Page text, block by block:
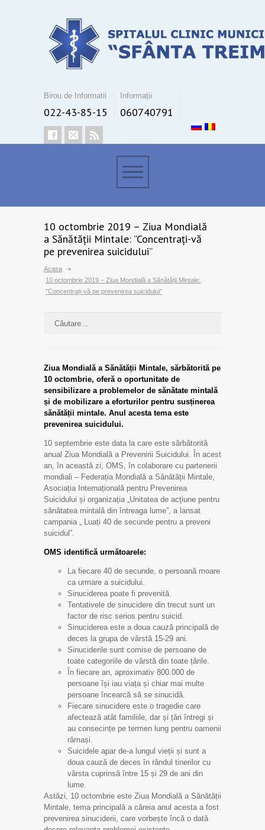
Birou de Informatii
022-43-85-15
Informații
060740791
10 octombrie 2019 – Ziua Mondială
a Sănătății Mintale: ”Concentrați-vă
pe prevenirea suicidului”
Acasa
10 octombrie 2019 – Ziua Mondială a Sănătății Mintale:
”Concentrați-vă pe prevenirea suicidului”
Ziua Mondială a Sănătății Mintale, sărbătorită pe
10 octombrie, oferă o oportunitate de
sensibilizare a problemelor de sănătate mintală
și de mobilizare a eforturilor pentru susținerea
sănătății mintale. Anul acesta tema este
prevenirea suicidului.
10 septembrie este data la care este sărbătorită
anual Ziua Mondială a Prevenirii Suicidului. În acest
an, în această zi, OMS, în colaborare cu partenerii
mondiali – Federația Mondială a Sănătății Mintale,
Asociația Internațională pentru Prevenirea
Suicidului și organizația „Unitatea de acțiune pentru
sănătatea mintală din întreaga lume”, a lansat
campania „ Luați 40 de secunde pentru a preveni
suicidul”.
OMS identifică următoarele:
La fiecare 40 de secunde, o persoană moare
ca urmare a suicidului.
Sinuciderea poate fi prevenită.
Tentativele de sinucidere din trecut sunt un
factor de risc serios pentru suicid.
Sinuciderea este a doua cauză principală de
deces la grupa de vârstă 15-29 ani.
Sinuciderile sunt comise de persoane de
toate categoriile de vârstă din toate țările.
În fiecare an, aproximativ 800.000 de
persoane își iau viața și chiar mai multe
persoane încearcă să se sinucidă.
Fiecare sinucidere este o tragedie care
afectează atât familiile, dar și țări întregi și
au consecințe pe termen lung pentru oamenii
rămași.
Suicidele apar de-a lungul vieții și sunt a
doua cauză de deces în rândul tinerilor cu
vârsta cuprinsă între 15 și 29 de ani din
lume.
Astăzi, 10 octombrie este Ziua Mondială a Sănătății
Mintale, tema principală a căreia anul acesta a fost
prevenirea sinuciderii, care vorbește încă o dată